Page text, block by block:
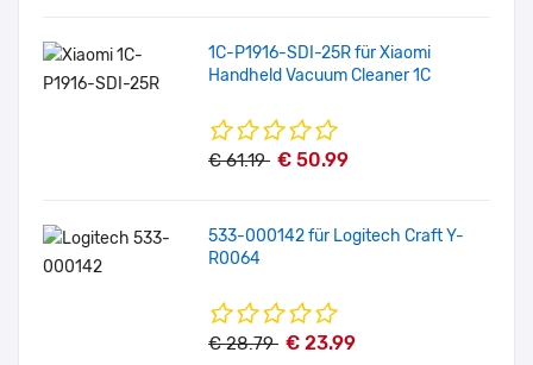
1C-P1916-SDI-25R für Xiaomi
Handheld Vacuum Cleaner 1C
€ 61.19 € 50.99
533-000142 für Logitech Craft Y-
R0064
€ 28.79 € 23.99